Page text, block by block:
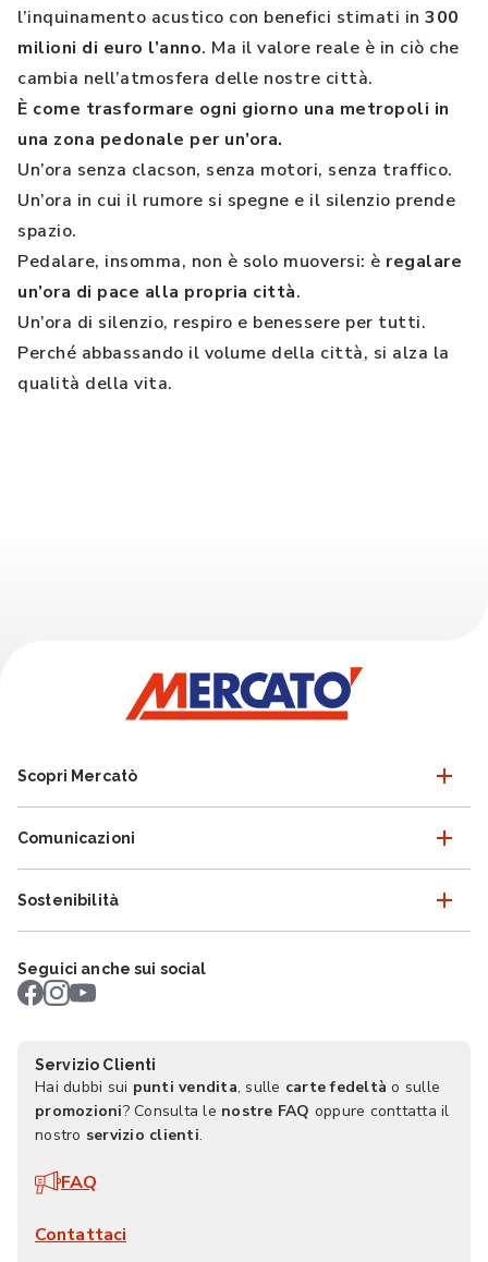
l’inquinamento acustico con benefici stimati in 300
milioni di euro l’anno. Ma il valore reale è in ciò che
cambia nell’atmosfera delle nostre città.
È come trasformare ogni giorno una metropoli in
una zona pedonale per un’ora.
Un’ora senza clacson, senza motori, senza traffico.
Un’ora in cui il rumore si spegne e il silenzio prende
spazio.
Pedalare, insomma, non è solo muoversi: è regalare
un’ora di pace alla propria città.
Un’ora di silenzio, respiro e benessere per tutti.
Perché abbassando il volume della città, si alza la
qualità della vita.
Scopri Mercatò
Comunicazioni
Sostenibilità
Seguici anche sui social
Servizio Clienti
Hai dubbi sui punti vendita, sulle carte fedeltà o sulle
promozioni? Consulta le nostre FAQ oppure conttatta il
nostro servizio clienti.
FAQ
Contattaci